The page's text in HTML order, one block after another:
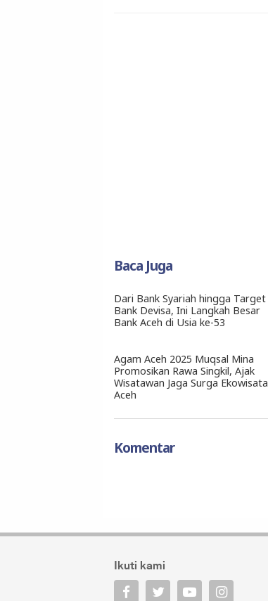
Baca Juga
Dari Bank Syariah hingga Target
Bank Devisa, Ini Langkah Besar
Bank Aceh di Usia ke-53
Agam Aceh 2025 Muqsal Mina
Promosikan Rawa Singkil, Ajak
Wisatawan Jaga Surga Ekowisata
Aceh
Komentar
Ikuti kami